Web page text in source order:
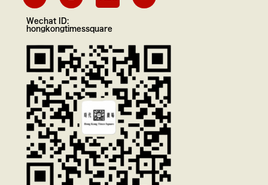
Wechat ID:
hongkongtimessquare